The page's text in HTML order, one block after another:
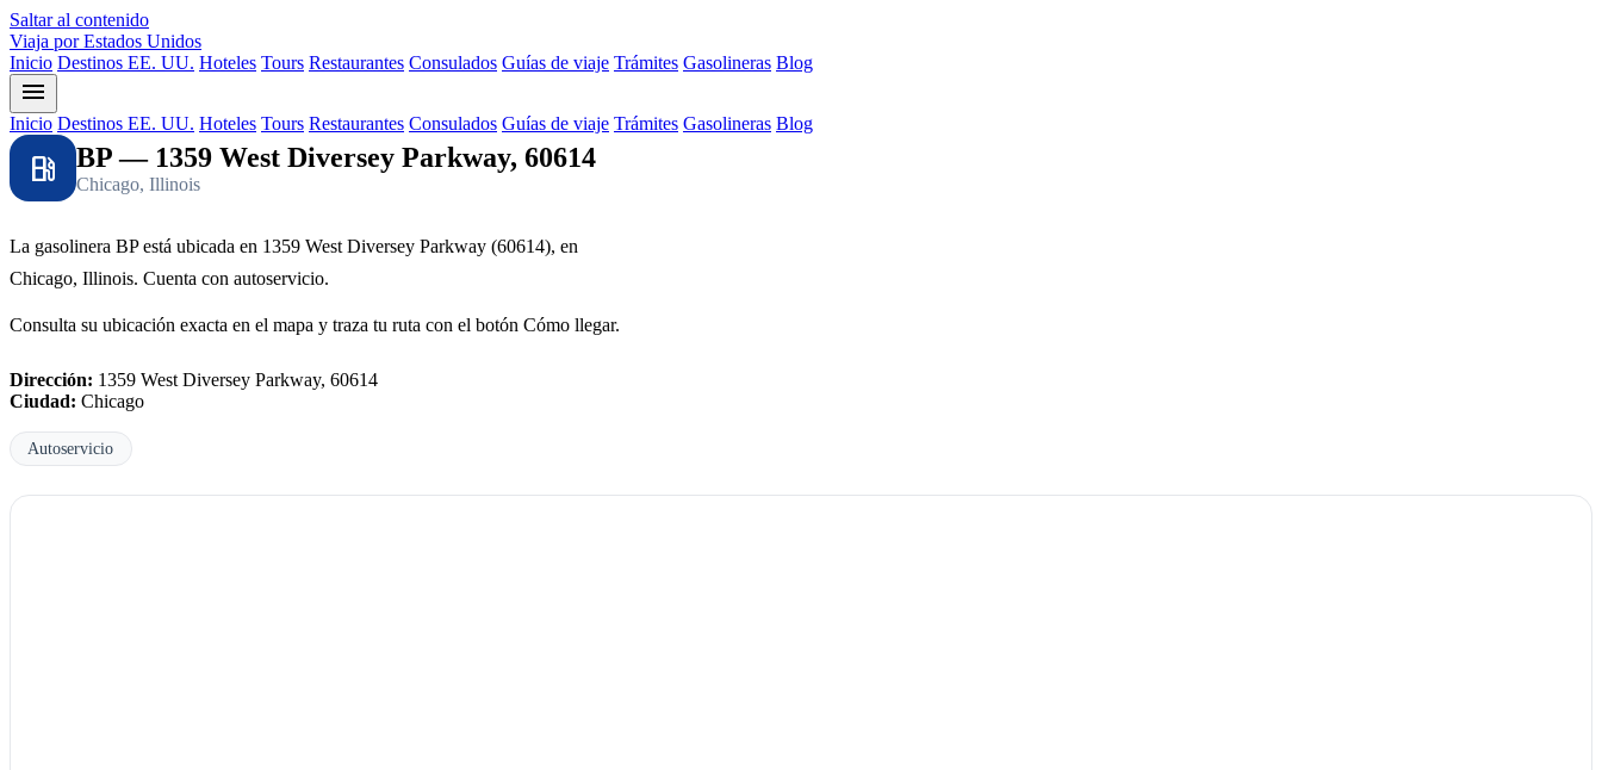
Saltar al contenido
Viaja por Estados Unidos
Inicio Destinos EE. UU. Hoteles Tours Restaurantes Consulados Guías de viaje Trámites Gasolineras Blog
menu
Inicio Destinos EE. UU. Hoteles Tours Restaurantes Consulados Guías de viaje Trámites Gasolineras Blog
local_gas_station BP — 1359 West Diversey Parkway, 60614
Chicago, Illinois
La gasolinera BP está ubicada en 1359 West Diversey Parkway (60614), en
Chicago, Illinois. Cuenta con autoservicio.
Consulta su ubicación exacta en el mapa y traza tu ruta con el botón Cómo llegar.
Dirección: 1359 West Diversey Parkway, 60614
Ciudad: Chicago
Autoservicio